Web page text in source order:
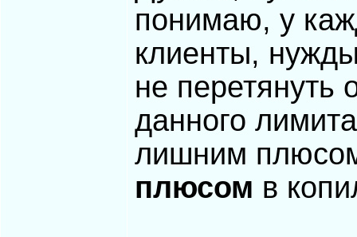
понимаю, у
клиенты,
не перетянуть
данного
лишним
плюсом в